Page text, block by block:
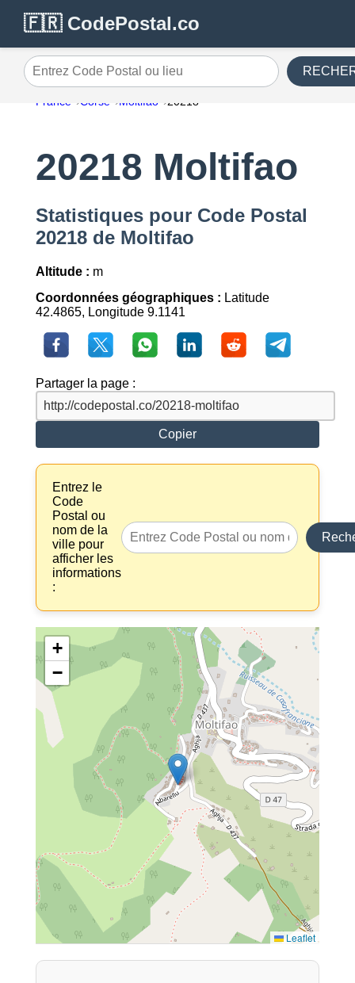
🇫🇷 CodePostal.co
Entrez Code Postal ou lieu
France Corse Moltifao 20218
20218 Moltifao
Statistiques pour Code Postal
20218 de Moltifao
Altitude : m
Coordonnées géographiques : Latitude
42.4865, Longitude 9.1141
Partager la page :
Copier
Entrez le
Code
Postal ou
nom de la
ville pour
afficher les
informations
:
+
−
Leaflet